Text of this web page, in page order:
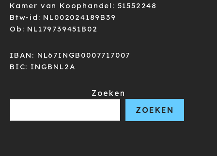
Kamer van Koophandel: 51552248
Btw-id: NL002024189B39
Ob: NL179739451B02
IBAN: NL67INGB0007717007
BIC: INGBNL2A
Zoeken
ZOEKEN